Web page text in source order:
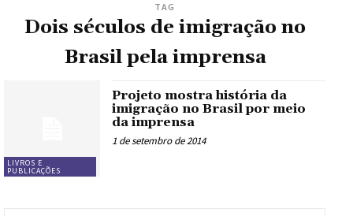
TAG
Dois séculos de imigração no
Brasil pela imprensa
LIVROS E
PUBLICAÇÕES
Projeto mostra história da
imigração no Brasil por meio
da imprensa
1 de setembro de 2014